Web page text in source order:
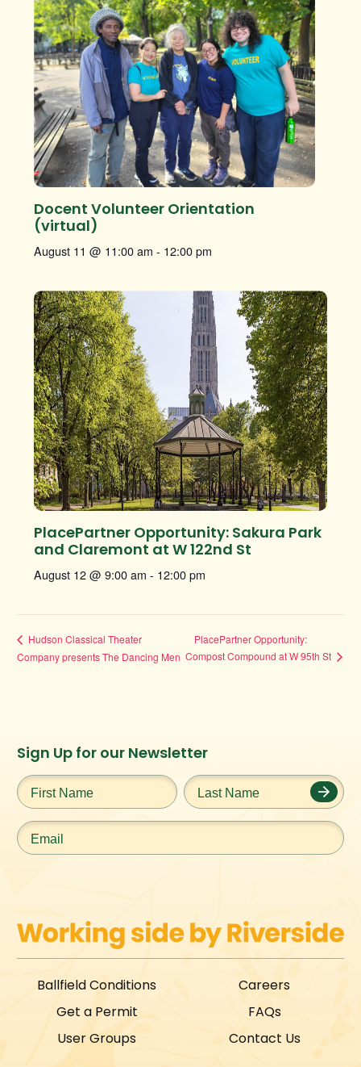
Docent Volunteer Orientation
(virtual)
August 11 @ 11:00 am - 12:00 pm
PlacePartner Opportunity: Sakura Park
and Claremont at W 122nd St
August 12 @ 9:00 am - 12:00 pm
Hudson Classical Theater
Company presents The Dancing Men
PlacePartner Opportunity:
Compost Compound at W 95th St
Instagram
URL
Facebook
URL
Twitter
URL
Ballfield Conditions
Get a Permit
User Groups
Careers
FAQs
Contact Us
Sign Up for our Newsletter
First
Name*
Last
Name*
Email*